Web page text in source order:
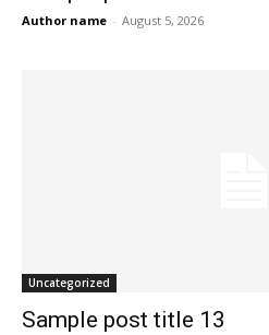
Author name - August 5, 2026
Uncategorized
Sample post title 13